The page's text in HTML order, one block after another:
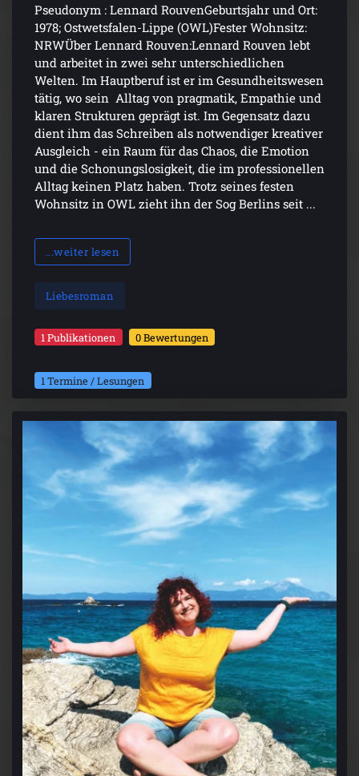
Pseudonym : Lennard RouvenGeburtsjahr und Ort:
1978; Ostwetsfalen-Lippe (OWL)Fester Wohnsitz:
NRWÜber Lennard Rouven:Lennard Rouven lebt
und arbeitet in zwei sehr unterschiedlichen
Welten. Im Hauptberuf ist er im Gesundheitswesen
tätig, wo sein Alltag von pragmatik, Empathie und
klaren Strukturen geprägt ist. Im Gegensatz dazu
dient ihm das Schreiben als notwendiger kreativer
Ausgleich - ein Raum für das Chaos, die Emotion
und die Schonungslosigkeit, die im professionellen
Alltag keinen Platz haben. Trotz seines festen
Wohnsitz in OWL zieht ihn der Sog Berlins seit ...
...weiter lesen
Liebesroman
1 Publikationen 0 Bewertungen
1 Termine / Lesungen